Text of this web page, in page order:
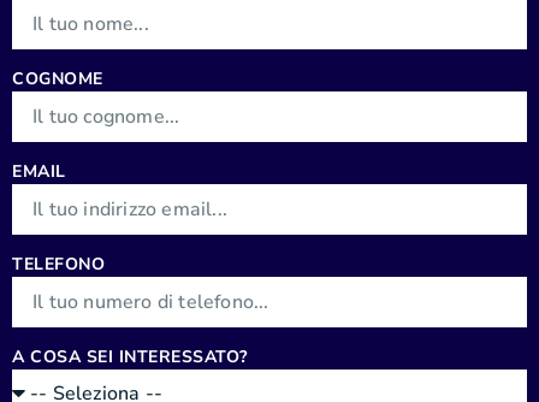
COGNOME
EMAIL
TELEFONO
A COSA SEI INTERESSATO?